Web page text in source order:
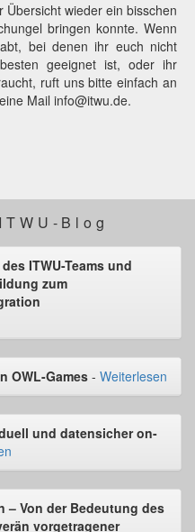
Übersicht wieder ein bisschen
bringen konnte. Wenn
bei denen ihr euch nicht
geeignet ist, oder ihr
ruft uns bitte einfach an
Mail info@itwu.de.
Blog
ITWU-Teams und
zum
OWL-Games - Weiterlesen
und datensicher on-
– Von der Bedeutung des
vorgetragener